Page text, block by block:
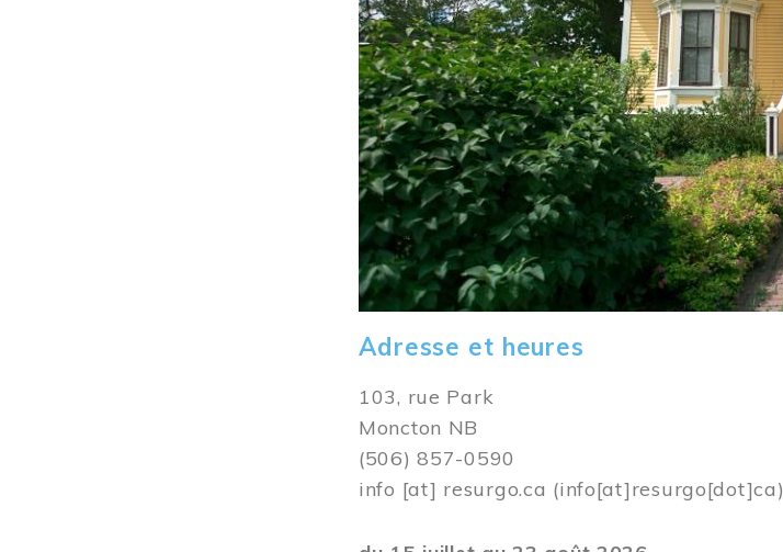
Adresse et heures
103, rue Park
Moncton NB
(506) 857-0590
info [at] resurgo.ca (info[at]resurgo[dot]ca)